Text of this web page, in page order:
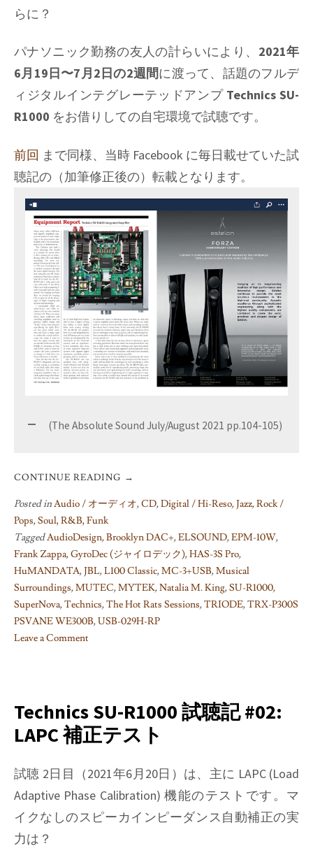
試
らに？
パナソニック勤務の友人の計らいにより、 2021年
6月19日〜7月2日の2週間に渡って、話題のフルデ
ィジタルインテグレーテッドアンプ Technics SU-
R1000 をお借りしての自宅環境で試聴です。
前回 まで同様、当時 Facebook に毎日載せていた試
聴記の（加筆修正後の）転載となります。
(The Absolute Sound July/August 2021 pp.104-105)
CONTINUE READING →
Posted inAudio / オーディオ,CD,Digital / Hi-Reso,Jazz,Rock /
Pops,Soul, R&B, Funk
TaggedAudioDesign,Brooklyn DAC+,ELSOUND,EPM-10W,
Frank Zappa,GyroDec (ジャイロデック),HAS-3S Pro,
HuMANDATA,JBL,L100 Classic,MC-3+USB,Musical
Surroundings,MUTEC,MYTEK,Natalia M. King,SU-R1000,
SuperNova,Technics,The Hot Rats Sessions,TRIODE,TRX-P300S
PSVANE WE300B,USB-029H-RP
Leave a Comment
R1000
試
聴
#03:
USB
ィ
ジ
Technics SU-R1000 試聴記 #02:
LAPC 補正テスト
試聴 2日目（2021年6月20日）は、主に LAPC (Load
Adaptive Phase Calibration) 機能のテストです。マ
イクなしのスピーカインピーダンス自動補正の実
力は？